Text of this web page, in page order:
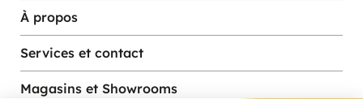
À propos
Services et contact
Magasins et Showrooms